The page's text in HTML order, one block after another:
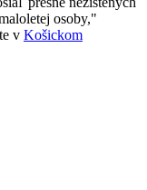
osoby,"
v Košickom